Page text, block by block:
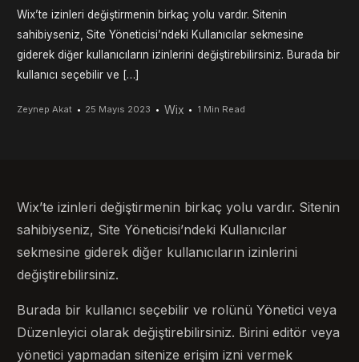
Wix’te izinleri değiştirmenin birkaç yolu vardır. Sitenin
sahibiyseniz, Site Yöneticisi’ndeki Kullanıcılar sekmesine
giderek diğer kullanıcıların izinlerini değiştirebilirsiniz. Burada bir
kullanıcı seçebilir ve […]
Zeynep Akat 25 Mayıs 2023 Wix 1 Min Read
Wix’te izinleri değiştirmenin birkaç yolu vardır. Sitenin
sahibiyseniz, Site Yöneticisi’ndeki Kullanıcılar
sekmesine giderek diğer kullanıcıların izinlerini
değiştirebilirsiniz.
Burada bir kullanıcı seçebilir ve rolünü Yönetici veya
Düzenleyici olarak değiştirebilirsiniz. Birini editör veya
yönetici yapmadan sitenize erişim izni vermek